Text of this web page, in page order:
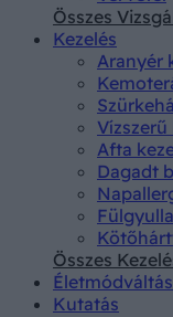
Összes
Kezelés
Aranyér
Vízszerű
Afta
Dagadt
Összes
Életmódváltás
Kutatás